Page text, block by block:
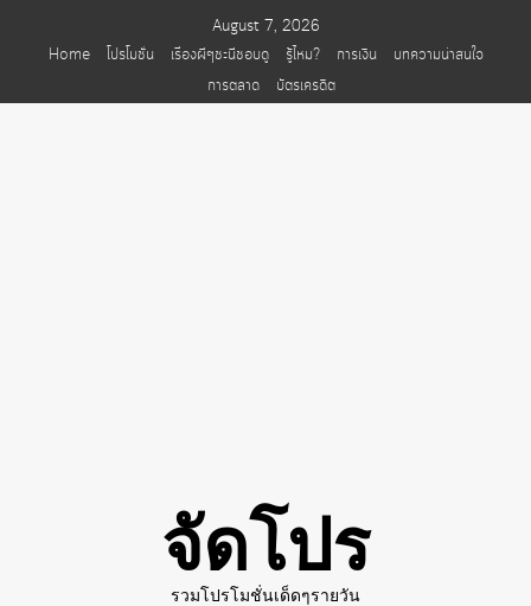
August 7, 2026
Home
โปรโมชั่น เรื่องผีๆชะนีชอบดู รู้ไหม? การเงิน
บทความน่าสนใจ
การตลาด
บัตรเครดิต
จัดโปร
รวมโปรโมชั่นเด็ดๆรายวัน